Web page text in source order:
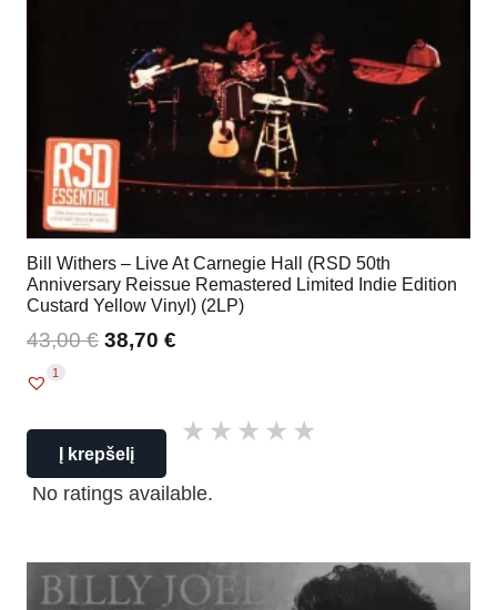
Bill Withers – Live At Carnegie Hall (RSD 50th
Anniversary Reissue Remastered Limited Indie Edition
Custard Yellow Vinyl) (2LP)
43,00€ 38,70 €
1
Į krepšelį
No ratings available.